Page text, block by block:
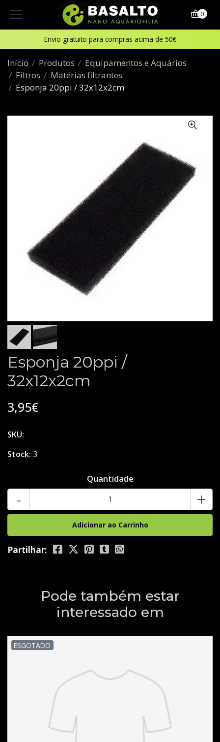
Envio gratuito para compras acima de 50€
0
Início Produtos
Equipamentos e Aquários
Filtros
Matérias filtrantes
Esponja 20ppi / 32x12x2cm
Esponja 20ppi /
32x12x2cm
3,95€
SKU:
Stock: 3
Quantidade
- +
Partilhar:
Pode também estar
interessado em
ESGOTADO